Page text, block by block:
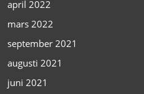
april 2022
mars 2022
september 2021
augusti 2021
juni 2021